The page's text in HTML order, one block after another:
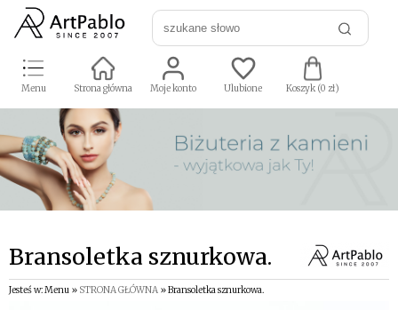
Menu Strona główna Moje konto Ulubione Koszyk (0 zł)
Bransoletka sznurkowa.
Jesteś w: Menu » STRONA GŁÓWNA » Bransoletka sznurkowa.